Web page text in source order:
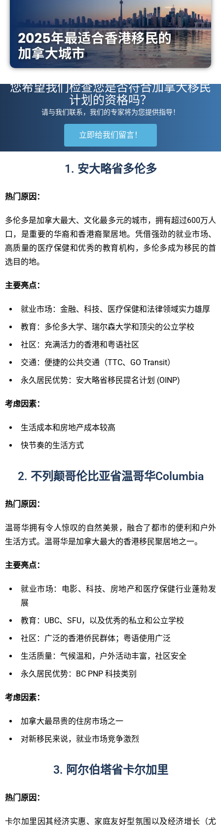
您希望我们检查您是否符合加拿大移民
计划的资格吗？
请与我们联系，我们的专家将为您提供指导！
立即给我们留言！
1. 安大略省多伦多
热门原因：
多伦多是加拿大最大、文化最多元的城市，拥有超过600万人
口，是重要的华裔和香港裔聚居地。凭借强劲的就业市场、
高质量的医疗保健和优秀的教育机构，多伦多成为移民的首
选目的地。
主要亮点：
就业市场：金融、科技、医疗保健和法律领域实力雄厚
教育：多伦多大学、瑞尔森大学和顶尖的公立学校
社区：充满活力的香港和粤语社区
交通：便捷的公共交通（TTC、GO Transit）
永久居民优势：安大略省移民提名计划 (OINP)
考虑因素：
生活成本和房地产成本较高
快节奏的生活方式
2. 不列颠哥伦比亚省温哥华Columbia
热门原因：
温哥华拥有令人惊叹的自然美景，融合了都市的便利和户外
生活方式。温哥华是加拿大最大的香港移民聚居地之一。
主要亮点：
就业市场：电影、科技、房地产和医疗保健行业蓬勃发
展
教育：UBC、SFU，以及优秀的私立和公立学校
社区：广泛的香港侨民群体；粤语使用广泛
生活质量：气候温和，户外活动丰富，社区安全
永久居民优势：BC PNP 科技类别
考虑因素：
加拿大最昂贵的住房市场之一
对新移民来说，就业市场竞争激烈
3. 阿尔伯塔省卡尔加里
热门原因：
卡尔加里因其经济实惠、家庭友好型氛围以及经济增长（尤